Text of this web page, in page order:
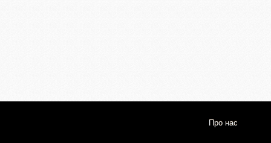
Про нас